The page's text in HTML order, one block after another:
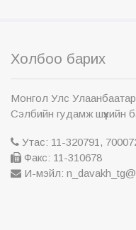
Холбоо барих
Монгол Улс Улаанбаатар
Сэлбийн гудамж шүүхийн
Утас: 11-320791,
Факс: 11-310678
И-мэйл: